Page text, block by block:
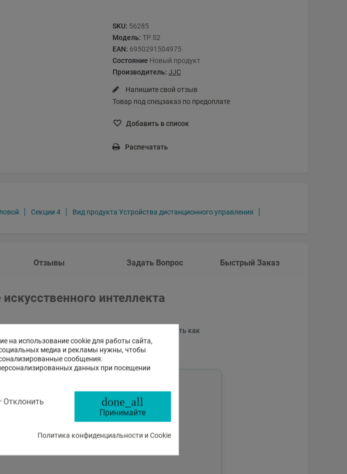
на использование cookie для работы сайта,
медиа и рекламы нужны, чтобы
сообщения.
данных при посещении
Отклонить done_all
Принимайте
Политика конфиденциальности и Cookie
SKU: 56285
Модель: TP S2
EAN: 6950291504975
Состояние Новый продукт
Производитель: JJC
Напишите свой отзыв
Товар под спецзаказ по предоплате
Добавить в список
Распечатать
Секции 4 Вид продукта Устройства дистанционного управления
Отзывы Задать Вопрос Быстрый Заказ
интеллекта
нового чата с ИИ помощником, способного отвечать как
на сложные вопросы о товарах и работе магазина.